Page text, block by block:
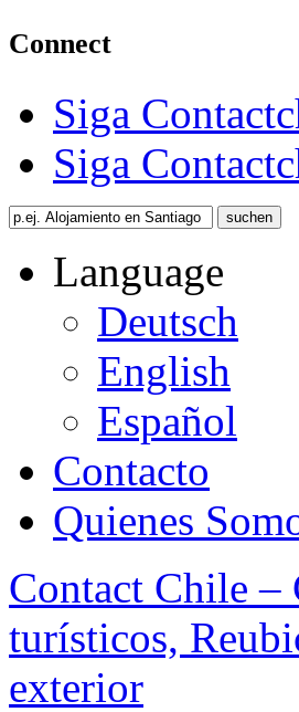
Connect
Siga
Siga
Language
Deutsch
English
Español
Contacto
Quienes
Contact Chile –
turísticos,
exterior